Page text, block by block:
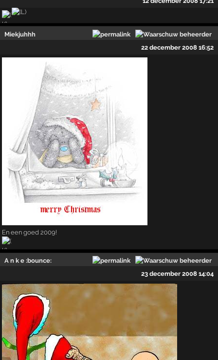
Miekjuhhh
22 december 2008 16:52
En een goed 2009!
A n k e :bounce:
23 december 2008 14:04